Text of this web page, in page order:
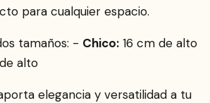
para cualquier espacio.
tamaños: - Chico: 16 cm de alto
alto
elegancia y versatilidad a tu